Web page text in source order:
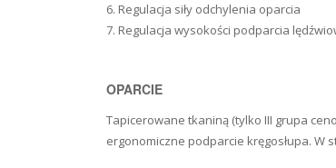
6. Regulacja siły odchylenia oparcia
7. Regulacja wysokości podparcia
OPARCIE
Tapicerowane tkaniną (tylko III grupa
ergonomiczne podparcie kręgosłupa. W